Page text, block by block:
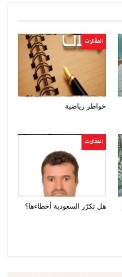
المقالات
خواطر رياضية
المقالات
هل تكرّر السعودية أخطاءها؟